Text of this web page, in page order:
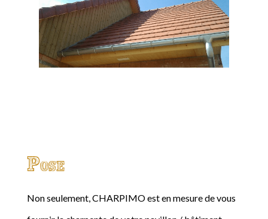
Pose
Non seulement, CHARPIMO est en mesure de vous